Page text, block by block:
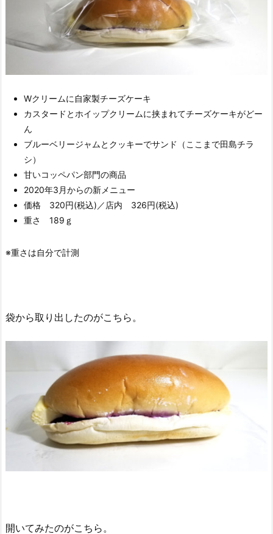
Wクリームに自家製チーズケーキ
カスタードとホイップクリームに挟まれてチーズケーキがどー
ん
ブルーベリージャムとクッキーでサンド（ここまで田島チラ
シ）
甘いコッペパン部門の商品
2020年3月からの新メニュー
価格 320円(税込)／店内 326円(税込)
重さ 189ｇ
※重さは自分で計測
袋から取り出したのがこちら。
開いてみたのがこちら。